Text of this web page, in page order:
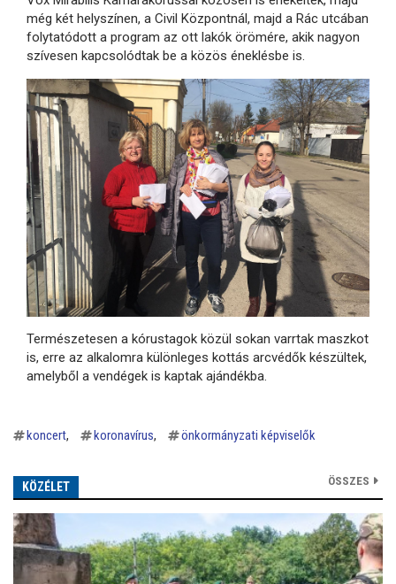
még két helyszínen, a Civil Központnál, majd a Rác utcában
folytatódott a program az ott lakók örömére, akik nagyon
szívesen kapcsolódtak be a közös éneklésbe is.
Természetesen a kórustagok közül sokan varrtak maszkot
is, erre az alkalomra különleges kottás arcvédők készültek,
amelyből a vendégek is kaptak ajándékba.
koncert koronavírus önkormányzati képviselők
KÖZÉLET ÖSSZES